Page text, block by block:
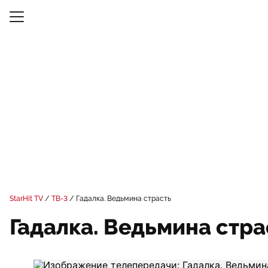
StarHit TV ТВ-3 Гадалка. Ведьмина страсть
Гадалка. Ведьмина